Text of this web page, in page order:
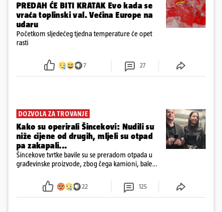
PREDAH ĆE BITI KRATAK Evo kada se
vraća toplinski val. Većina Europe na
udaru
Početkom sljedećeg tjedna temperature će opet
rasti
7 27
DOZVOLA ZA TROVANJE
Kako su operirali Šincekovi: Nudili su
niže cijene od drugih, mljeli su otpad
pa zakapali...
Šincekove tvrtke bavile su se preradom otpada u
građevinske proizvode, zbog čega kamioni, bale
22 125